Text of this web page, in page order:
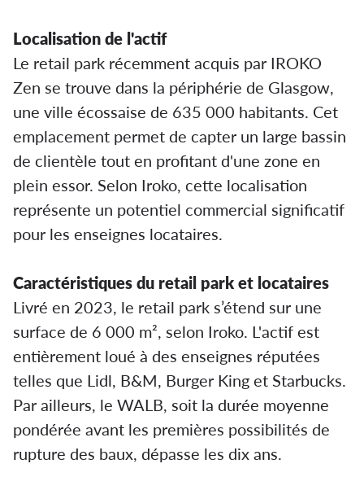
Localisation de l'actif
Le retail park récemment acquis par IROKO
Zen se trouve dans la périphérie de Glasgow,
une ville écossaise de 635 000 habitants. Cet
emplacement permet de capter un large bassin
de clientèle tout en profitant d'une zone en
plein essor. Selon Iroko, cette localisation
représente un potentiel commercial significatif
pour les enseignes locataires.
Caractéristiques du retail park et locataires
Livré en 2023, le retail park s’étend sur une
surface de 6 000 m², selon Iroko. L'actif est
entièrement loué à des enseignes réputées
telles que Lidl, B&M, Burger King et Starbucks.
Par ailleurs, le WALB, soit la durée moyenne
pondérée avant les premières possibilités de
rupture des baux, dépasse les dix ans.